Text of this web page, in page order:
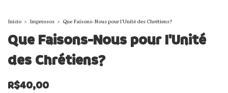
Início > Impressos > Que Faisons-Nous pour l'Unité des Chrétiens?
Que Faisons-Nous pour l'Unité
des Chrétiens?
R$40,00